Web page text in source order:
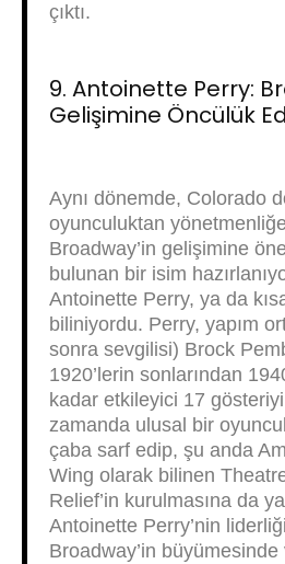
çıktı.
9. Antoinette Perry:
Gelişimine Öncülük
Aynı dönemde, Colorado
oyunculuktan
Broadway’in gelişimine
bulunan bir isim
Antoinette Perry, ya da
biliniyordu. Perry, yapım
sonra sevgilisi) Brock
1920’lerin sonlarından
kadar etkileyici 17
zamanda ulusal bir
çaba sarf edip, şu anda
Wing olarak bilinen
Relief’in kurulmasına da
Antoinette Perry’nin
Broadway’in